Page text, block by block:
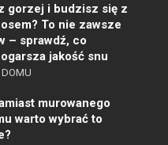
gorzej i budzisz się z
To nie zawsze
– sprawdź, co
jakość snu
murowanego
warto wybrać to